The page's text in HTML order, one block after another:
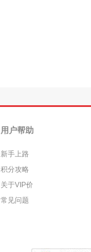
用户帮助
新手上路
积分攻略
关于VIP价
常见问题